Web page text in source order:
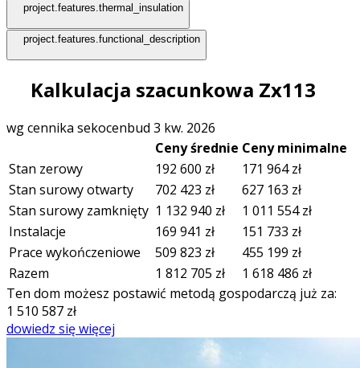
project.features.thermal_insulation
project.features.functional_description
Kalkulacja szacunkowa Zx113
wg cennika sekocenbud 3 kw. 2026
Ceny średnie Ceny minimalne
Stan zerowy
192 600 zł 171 964zł
Stan surowy otwarty
702 423 zł 627 163 zł
Stan surowy zamknięty 1 132 940 zł 1 011 554zł
Instalacje
169 941 zł 151 733 zł
Prace wykończeniowe
509 823 zł 455 199 zł
Razem
1 812 705 zł 1 618 486 zł
Ten dom możesz postawić metodą gospodarczą już za:
1 510 587 zł
dowiedz się więcej